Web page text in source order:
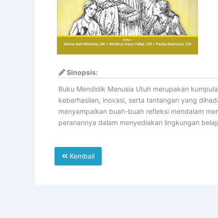
Sinopsis:
Buku Mendidik Manusia Utuh merupakan
keberhasilan, inovasi, serta tantangan yang
menyampaikan buah-buah refleksi mendalam
peranannya dalam menyediakan lingkungan
Kembali